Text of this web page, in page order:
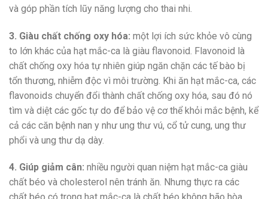
và góp phần tích lũy năng lượng cho thai nhi.
3. Giàu chất chống oxy hóa: một lợi ích sức khỏe vô cùng
to lớn khác của hạt mắc-ca là giàu flavonoid. Flavonoid là
chất chống oxy hóa tự nhiên giúp ngăn chặn các tế bào bị
tổn thương, nhiễm độc vì môi trường. Khi ăn hạt mắc-ca, các
flavonoids chuyển đổi thành chất chống oxy hóa, sau đó nó
tìm và diệt các gốc tự do để bảo vệ cơ thể khỏi mắc bệnh, kể
cả các căn bệnh nan y như ung thư vú, cổ tử cung, ung thư
phổi và ung thư dạ dày.
4. Giúp giảm cân: nhiều người quan niệm hạt mắc-ca giàu
chất béo và cholesterol nên tránh ăn. Nhưng thực ra các